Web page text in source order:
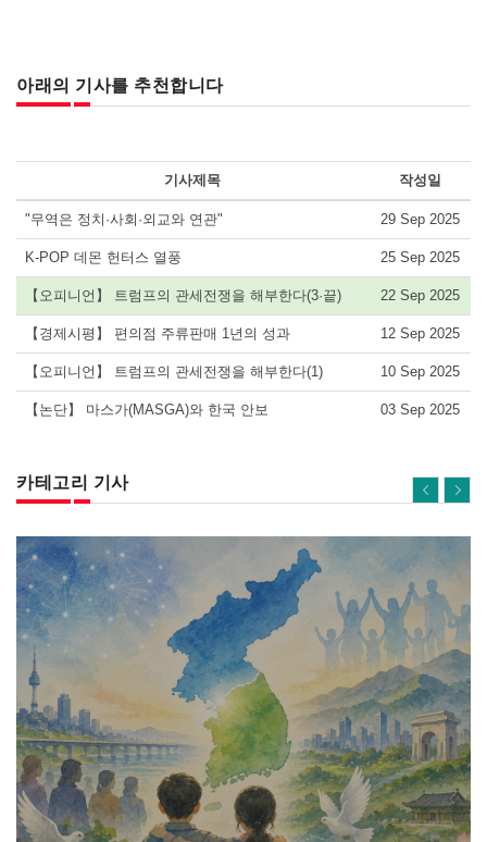
아래의 기사를 추천합니다
기사제목 작성일
"무역은 정치·사회·외교와 연관" 29 Sep 2025
K-POP 데몬 헌터스 열풍 25 Sep 2025
【오피니언】 트럼프의 관세전쟁을 해부한다(3·끝) 22 Sep 2025
【경제시평】 편의점 주류판매 1년의 성과 12 Sep 2025
【오피니언】 트럼프의 관세전쟁을 해부한다(1) 10 Sep 2025
【논단】 마스가(MASGA)와 한국 안보 03 Sep 2025
카테고리 기사